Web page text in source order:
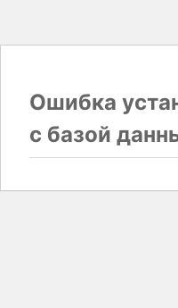
Ошибка
с базой